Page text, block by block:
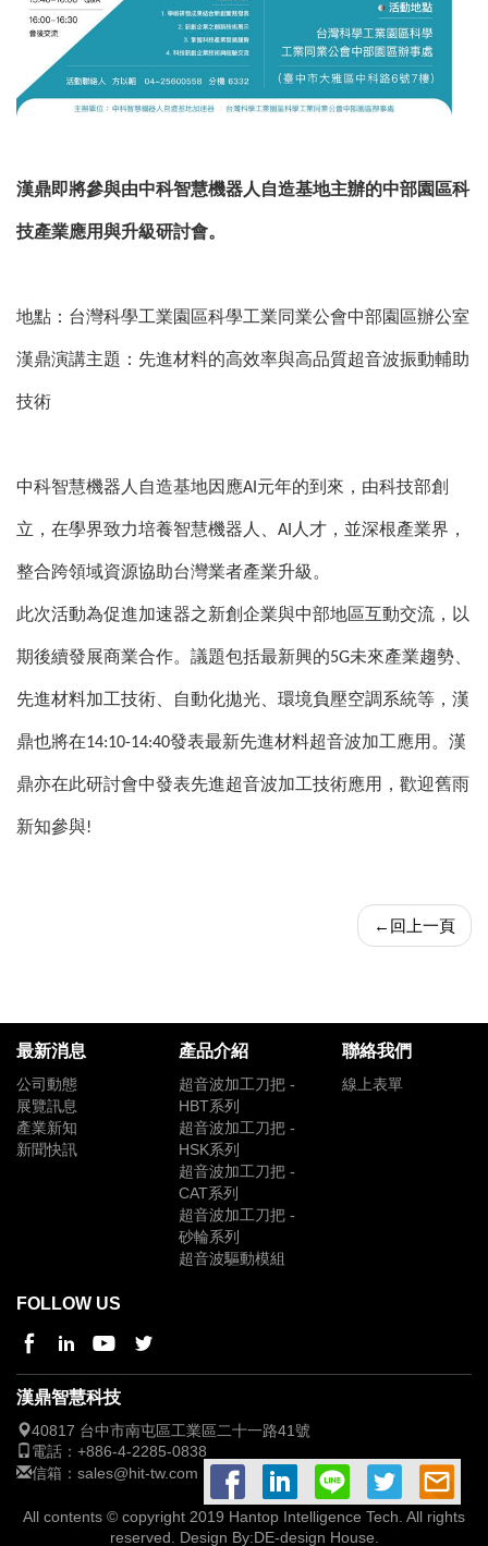
漢鼎即將參與由中科智慧機器人自造基地主辦的中部園區科
技產業應用與升級研討會。
地點：台灣科學工業園區科學工業同業公會中部園區辦公室
漢鼎演講主題：先進材料的高效率與高品質超音波振動輔助
技術
中科智慧機器人自造基地因應AI 元年的到來，由科技部創
立，在學界致力培養智慧機器人、 AI 人才，並深根產業界，
整合跨領域資源協助台灣業者產業升級。
此次活動為促進加速器之新創企業與中部地區互動交流，以
期後續發展商業合作。議題包括最新興的5G未來產業趨勢、
先進材料加工技術、自動化拋光、環境負壓空調系統等，漢
鼎也將在14:10-14:40發表最新先進材料超音波加工應用。漢
鼎亦在此研討會中發表先進超音波加工技術應用，歡迎舊雨
新知參與!
← 回上一頁
最新消息
公司動態
展覽訊息
產業新知
新聞快訊
產品介紹
超音波加工刀把 -
HBT系列
超音波加工刀把 -
HSK系列
超音波加工刀把 -
CAT系列
超音波加工刀把 -
砂輪系列
超音波驅動模組
聯絡我們
線上表單
FOLLOW US
漢鼎智慧科技
40817 台中市南屯區工業區二十一路41號
電話： +886-4-2285-0838
信箱： sales@hit-tw.com
All contents © copyright 2019 Hantop Intelligence Tech. All rights
reserved. Design By:DE-design House